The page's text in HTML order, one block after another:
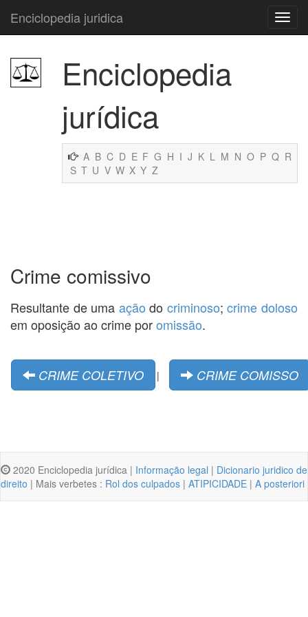
Enciclopedia juridica
Enciclopedia
jurídica
A B C D E F G H I J K L M N O P Q R
S T U V W X Y Z
Crime comissivo
Resultante de uma ação do criminoso;crime doloso
em oposição ao crime poromissão.
CRIME COLETIVO | CRIME COMISSO
2020 Enciclopedia jurídica | Informação legal | Dicionario juridico de
direito | Mais verbetes : Rol dos culpados | ATIPICIDADE | A posteriori